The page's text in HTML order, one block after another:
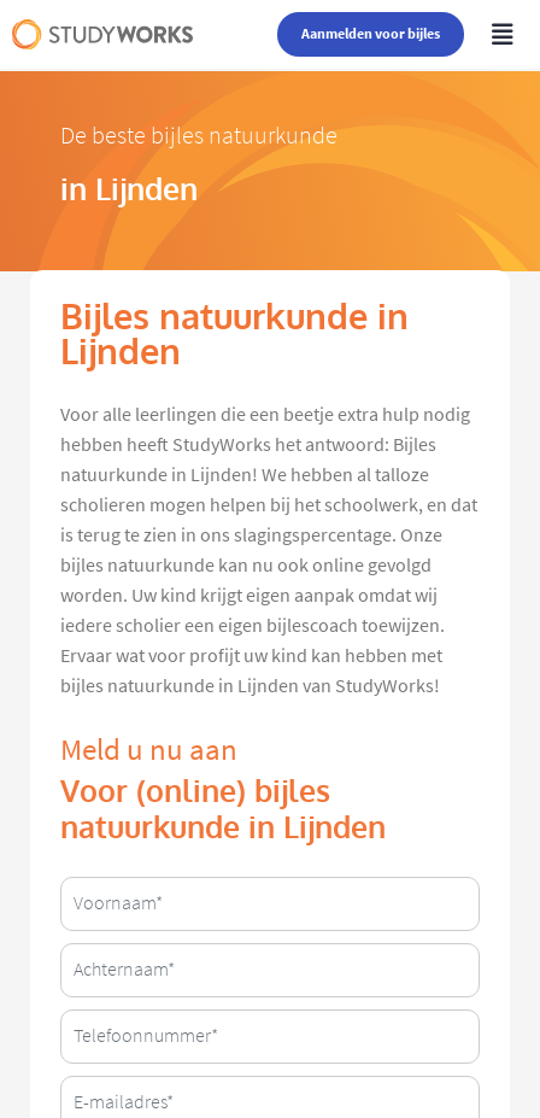
Aanmelden voor bijles
De beste bijles natuurkunde
in Lijnden
Bijles natuurkunde in
Lijnden
Voor alle leerlingen die een beetje extra hulp nodig
hebben heeft StudyWorks het antwoord: Bijles
natuurkunde in Lijnden! We hebben al talloze
scholieren mogen helpen bij het schoolwerk, en dat
is terug te zien in ons slagingspercentage. Onze
bijles natuurkunde kan nu ook online gevolgd
worden. Uw kind krijgt eigen aanpak omdat wij
iedere scholier een eigen bijlescoach toewijzen.
Ervaar wat voor profijt uw kind kan hebben met
bijles natuurkunde in Lijnden van StudyWorks!
Meld u nu aan
Voor (online) bijles
natuurkunde in Lijnden